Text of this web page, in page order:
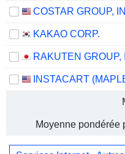
COSTAR GROUP,
KAKAO CORP.
RAKUTEN GROUP,
Moyenne pondérée